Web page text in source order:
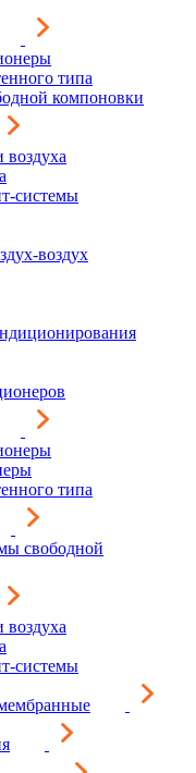
типа
компоновки
воздуха
системы
воздух
типа
свободной
воздуха
системы